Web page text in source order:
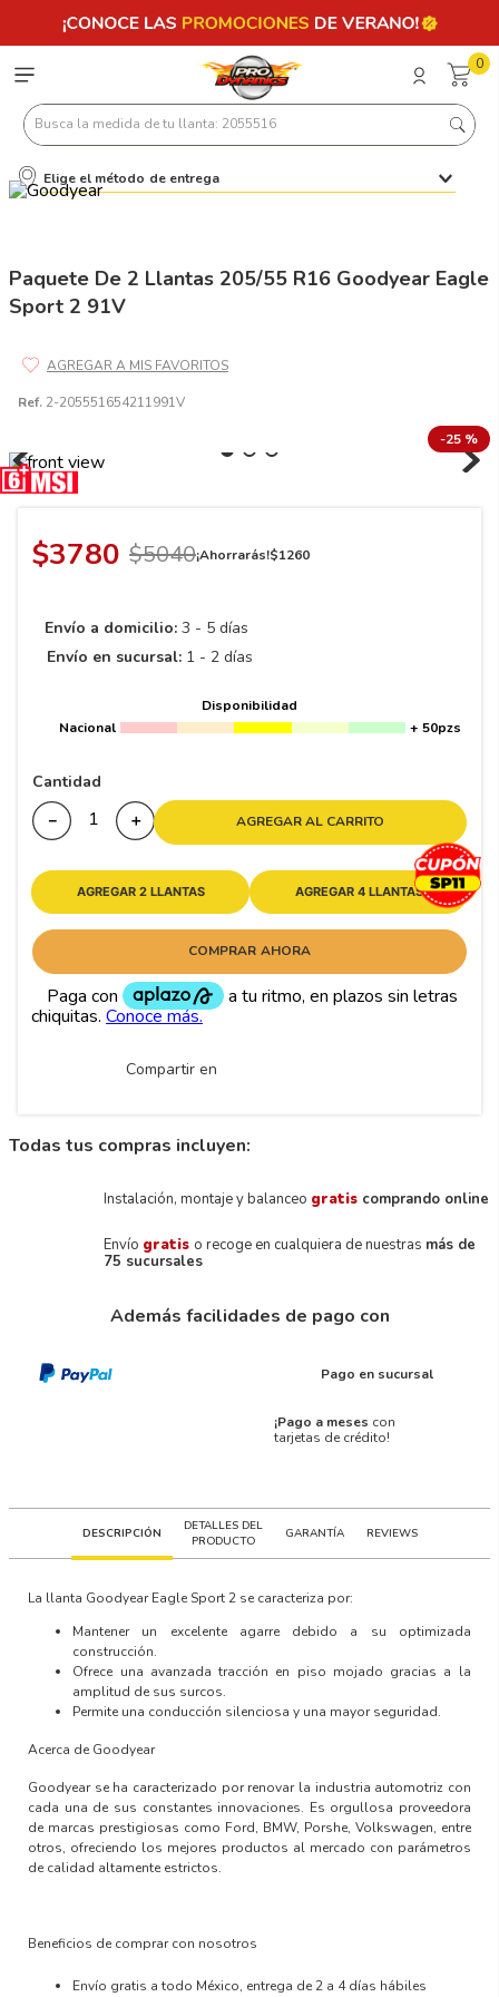
0
Busca la medida de tu llanta: 2055516
Elige el método de entrega
Paquete De 2 Llantas 205/55 R16 Goodyear Eagle
Sport 2 91V
Ref. 2-205551654211991V
-25 %
$3780 $5040¡Ahorrarás!$1260
Envío a domicilio: 3 - 5 días
Envío en sucursal: 1 - 2 días
Disponibilidad
Nacional
+ 50pzs
Cantidad
＋
－ AGREGAR AL CARRITO
AGREGAR 2 LLANTAS AGREGAR 4 LLANTAS
COMPRAR AHORA
Compartir en
Todas tus compras incluyen:
Instalación, montaje y balanceo gratis comprando online
Envío gratis o recoge en cualquiera de nuestras más de
75 sucursales
Además facilidades de pago con
Pago en sucursal
¡Pago a meses con
tarjetas de crédito!
DESCRIPCIÓN
DETALLES DEL
PRODUCTO
GARANTÍA REVIEWS
La llanta Goodyear Eagle Sport 2 se caracteriza por:
Mantener un excelente agarre debido a su optimizada
construcción.
Ofrece una avanzada tracción en piso mojado gracias a la
amplitud de sus surcos.
Permite una conducción silenciosa y una mayor seguridad.
Acerca de Goodyear
Goodyear se ha caracterizado por renovar la industria automotriz con
cada una de sus constantes innovaciones. Es orgullosa proveedora
de marcas prestigiosas como Ford, BMW, Porshe, Volkswagen, entre
otros, ofreciendo los mejores productos al mercado con parámetros
de calidad altamente estrictos.
Beneficios de comprar con nosotros
Envío gratis a todo México, entrega de 2 a 4 días hábiles
Términos más buscados
.
7 245